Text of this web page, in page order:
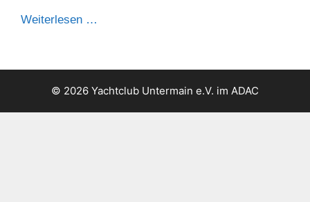
Weiterlesen …
© 2026 Yachtclub Untermain e.V. im ADAC